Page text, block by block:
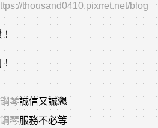
thousand0410.pixnet.net/blog
琴誠信又誠懇
琴服務不必等